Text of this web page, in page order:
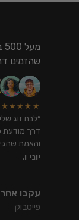
שהזמינו
★★★★★
״לבת זוג
דרך מודעת
והאמת
יוני ו.
עקבו
פייסבוק